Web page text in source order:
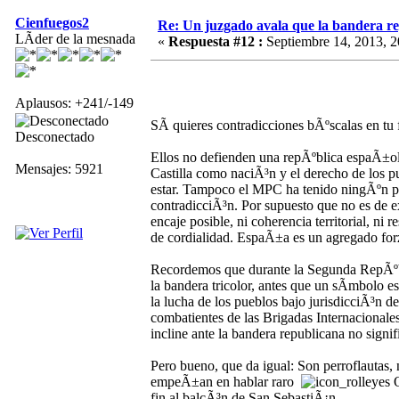
Cienfuegos2
LÃ­der de la mesnada
Aplausos: +241/-149
Desconectado
Mensajes: 5921
Re: Un juzgado avala que la bandera
« Respuesta #12 : Septiembre 14, 2013,
SÃ­ quieres contradicciones bÃºscalas en
Ellos no defienden una repÃºblica
Castilla como naciÃ³n y el derecho de los
estar. Tampoco el MPC ha tenido ningÃºn
contradicciÃ³n. Por supuesto que no es de
encaje posible, ni coherencia territorial, ni
de cordialidad. EspaÃ±a es un agregado
Recordemos que durante la Segunda
la bandera tricolor, antes que un sÃ­mbolo
la lucha de los pueblos bajo jurisdicciÃ³n
combatientes de las Brigadas
incline ante la bandera republicana no
Pero bueno, que da igual: Son
empeÃ±an en hablar raro